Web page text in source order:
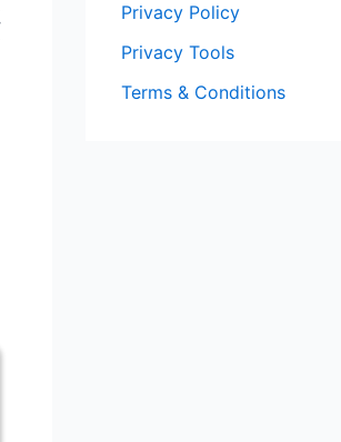
Privacy Policy
Privacy Tools
Terms & Conditions